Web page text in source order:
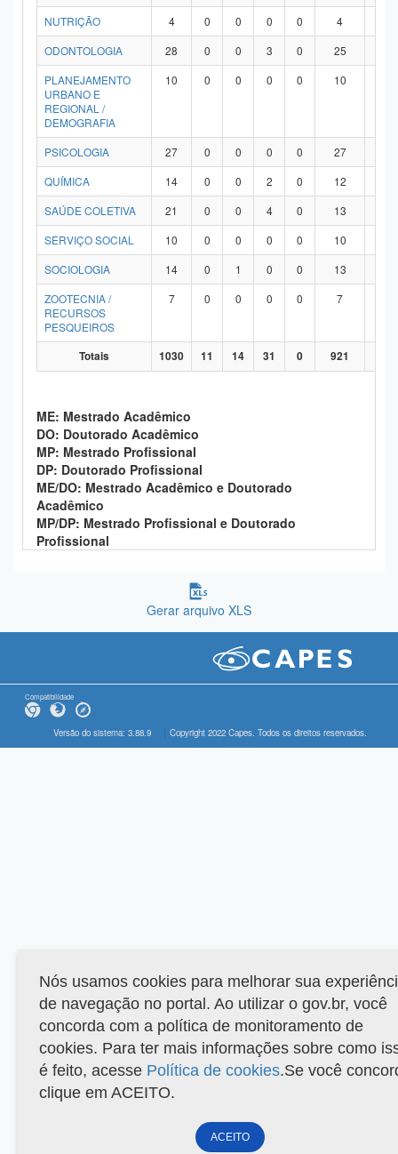
NUTRIÇÃO 4 0 0 0 0 4
ODONTOLOGIA
28 0 0 3 0 25
PLANEJAMENTO
URBANO E
REGIONAL /
DEMOGRAFIA
10 0 0 0 0 10
PSICOLOGIA 27 0 0 0 0 27
QUÍMICA
14 0 0 2 0 12
SAÚDE COLETIVA
21 0 0 4 0 13
SERVIÇO SOCIAL
10 0 0 0 0 10
SOCIOLOGIA
14 0 1 0 0 13
ZOOTECNIA /
RECURSOS
PESQUEIROS
7 0 0 0 0 7
Totais 1030 11 14 31 0 921
ME: Mestrado Acadêmico
DO: Doutorado Acadêmico
MP: Mestrado Profissional
DP: Doutorado Profissional
ME/DO: Mestrado Acadêmico e Doutorado
Acadêmico
MP/DP: Mestrado Profissional e Doutorado
Profissional
Gerar arquivo XLS
Compatibilidade
Versão do sistema: 3.88.9 Copyright 2022 Capes. Todos os direitos reservados.
Nós usamos cookies para melhorar sua
de navegação no portal. Ao utilizar o gov.br, você
concorda com a política de monitoramento de
cookies. Para ter mais informações sobre como
é feito, acesse Política de cookies.Se você
clique em ACEITO.
ACEITO